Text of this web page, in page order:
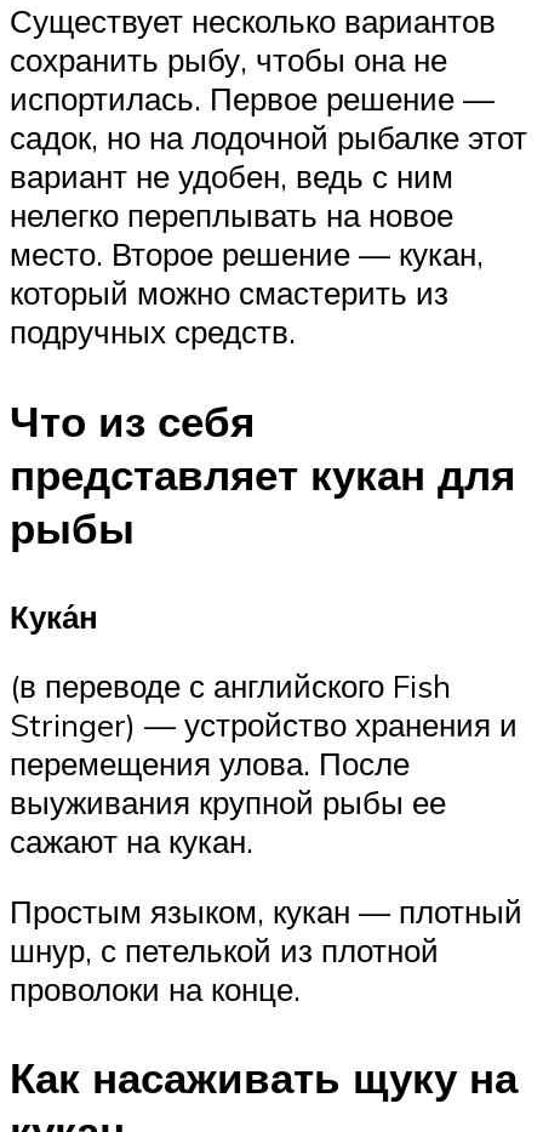
Существует несколько вариантов
сохранить рыбу, чтобы она не
испортилась. Первое решение —
садок, но на лодочной рыбалке этот
вариант не удобен, ведь с ним
нелегко переплывать на новое
место. Второе решение — кукан,
который можно смастерить из
подручных средств.
Что из себя
представляет кукан для
рыбы
Кука́н
(в переводе с английского Fish
Stringer) — устройство хранения и
перемещения улова. После
выуживания крупной рыбы ее
сажают на кукан.
Простым языком, кукан — плотный
шнур, с петелькой из плотной
проволоки на конце.
Как насаживать щуку на